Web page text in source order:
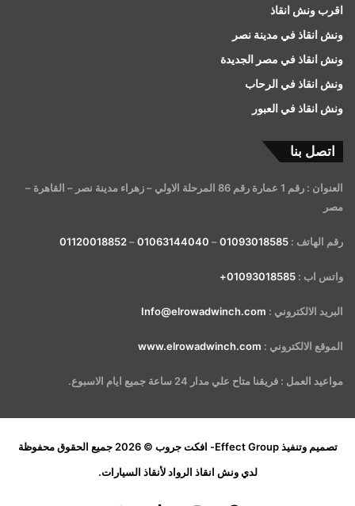
اقرب ونش انقاذ
ونش انقاذ في مدينة نصر
ونش انقاذ في مصر الجديدة
ونش انقاذ في الرحاب
ونش انقاذ في العبور
اتصل بنا
العنوان : رقم 1 عمارة رقم 86 المرحلة الاولي – زهراء مدينة نصر – القاهرة –
مصر
رقم الهاتف : 01093018585
–
01063144040
–
01120018852
واتس اب : 01093018585+
البريد الالكتروني : Info@elrowadwinch.com
الموقع الالكتروني : www.elrowadwinch.com
مواعيد العمل : فريقنا متاح علي مدار 24 ساعة جميع ايام الاسبوع.
تصميم وتنفيذEffect Group- افكت جروب
© 2026 جميع الحقوق محفوظة
لديونش انقاذ الرواد لأنقاذ السيارات.